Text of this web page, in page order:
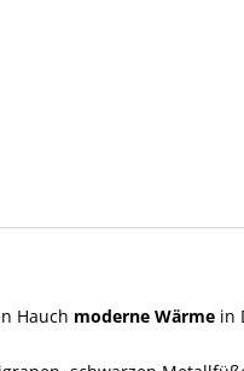
Hauch moderne Wärme in